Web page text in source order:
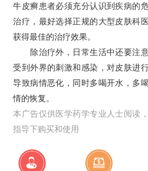
牛皮癣患者必须充分认识到疾病的
治疗，最好选择正规的大型皮肤科
获得最佳的治疗效果。
除治疗外，日常生活中还要注意
受到外界的刺激和感染，对皮肤进
导致病情恶化，同时多喝开水，多
情的恢复。
本广告仅供医学药学专业人士阅读
指导下购买和使用